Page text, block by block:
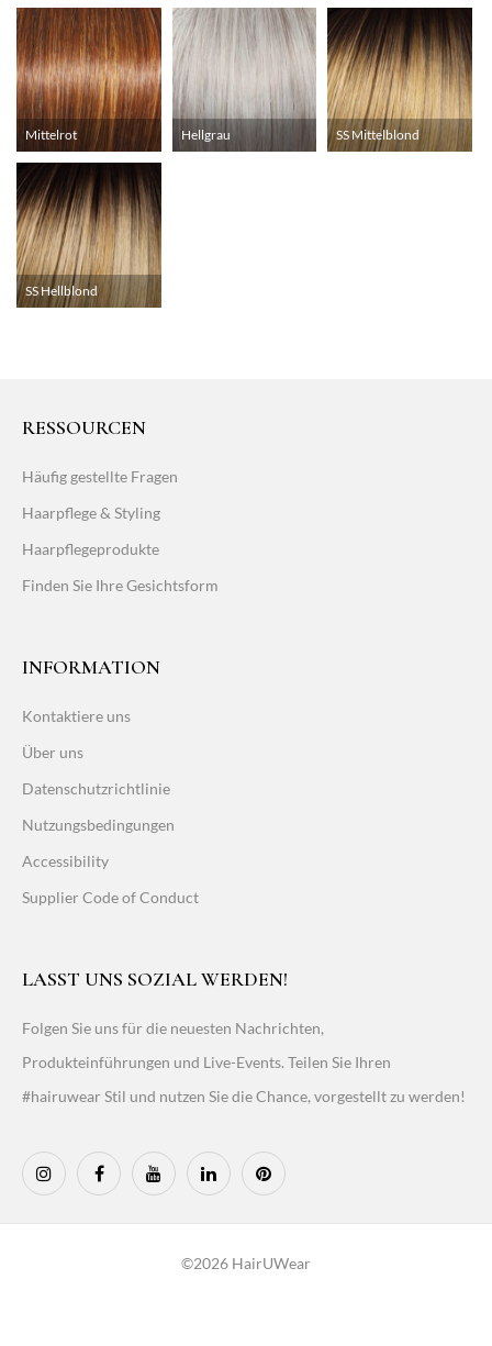
Mittelrot Hellgrau SS Mittelblond
SS Hellblond
RESSOURCEN
Häufig gestellte Fragen
Haarpflege & Styling
Haarpflegeprodukte
Finden Sie Ihre Gesichtsform
INFORMATION
Kontaktiere uns
Über uns
Datenschutzrichtlinie
Nutzungsbedingungen
Accessibility
Supplier Code of Conduct
LASST UNS SOZIAL WERDEN!
Folgen Sie uns für die neuesten Nachrichten,
Produkteinführungen und Live-Events. Teilen Sie Ihren
#hairuwear Stil und nutzen Sie die Chance, vorgestellt zu werden!
©2026 HairUWear